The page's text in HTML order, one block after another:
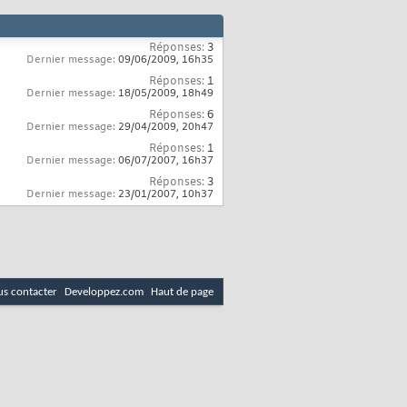
Réponses: 3
Dernier message: 09/06/2009, 16h35
Réponses: 1
Dernier message: 18/05/2009, 18h49
Réponses:6
Dernier message: 29/04/2009, 20h47
Réponses: 1
Dernier message: 06/07/2007, 16h37
Réponses: 3
Dernier message: 23/01/2007, 10h37
contacter Developpez.com Haut de page